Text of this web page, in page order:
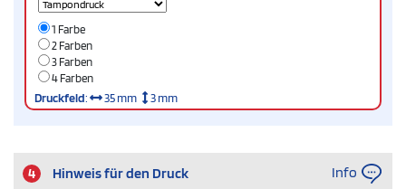
1 Farbe
2 Farben
3 Farben
4 Farben
Druckfeld: 35 mm 3 mm
4 Hinweis für den Druck Info